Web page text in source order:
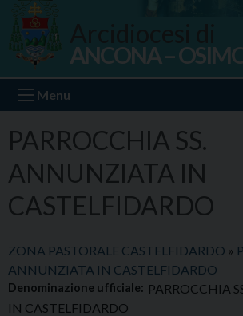
Ancona Osimo
ANCONA –
Menu
PARROCCHIA SS.
ANNUNZIATA IN
CASTELFIDARDO
ZONA PASTORALE CASTELFIDARDO »
ANNUNZIATA IN CASTELFIDARDO
Denominazione ufficiale: PARROCCHIA
IN CASTELFIDARDO